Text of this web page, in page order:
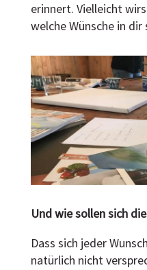
erinnert. Vielleicht
welche Wünsche in dir
Und wie sollen sich
Dass sich jeder
natürlich nicht